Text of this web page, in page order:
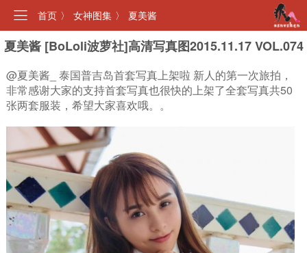
首页 〉 女神图集 〉 夏美酱
夏美酱 [BoLoli波萝社]高清写真图2015.11.17 VOL.074
@夏美酱_ 泰国普吉岛首套写真上架啦 新人的第一次旅拍，
非常感谢大家的支持首套写真也很快的上架了全套写真共50
张两套服装，希望大家喜欢哦。。